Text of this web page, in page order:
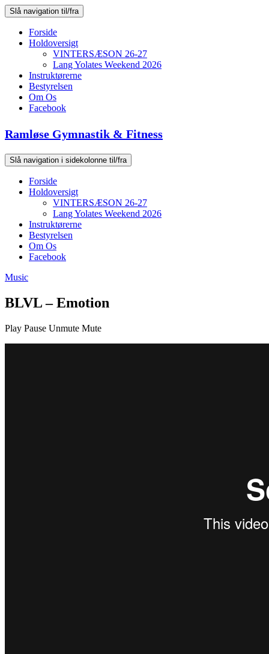
Slå navigation til/fra
Forside
Holdoversigt
VINTERSÆSON 26-27
Lang Yolates Weekend 2026
Instruktørerne
Bestyrelsen
Om Os
Facebook
Ramløse Gymnastik & Fitness
Slå navigation i sidekolonne til/fra
Forside
Holdoversigt
VINTERSÆSON 26-27
Lang Yolates Weekend 2026
Instruktørerne
Bestyrelsen
Om Os
Facebook
Music
BLVL – Emotion
Play Pause Unmute Mute